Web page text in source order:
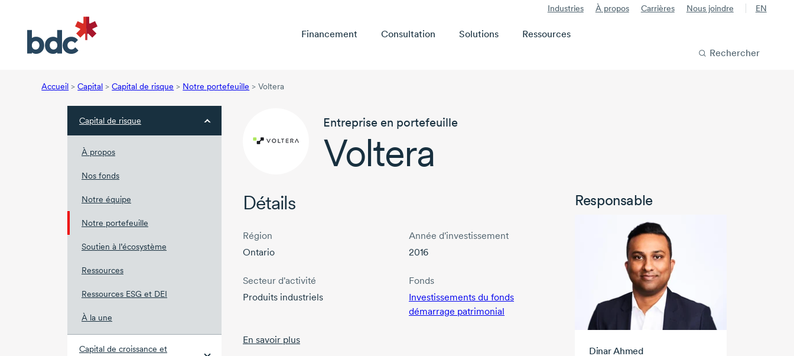
Industries À propos Carrières Nous joindre EN
Financement Consultation Solutions
Ressources
Rechercher
Accueil > Capital > Capital de risque > Notre portefeuille > Voltera
Capital de risque
À propos
Nos fonds
Notre équipe
Notre portefeuille
Soutien à l’écosystème
Ressources
Ressources ESG et DEI
À la une
Capital de croissance et
Entreprise en portefeuille
Voltera
Détails
Région
Ontario
Secteur d'activité
Produits industriels
Année d'investissement
2016
Fonds
Investissements du fonds
démarrage patrimonial
En savoir plus
Responsable
Dinar Ahmed